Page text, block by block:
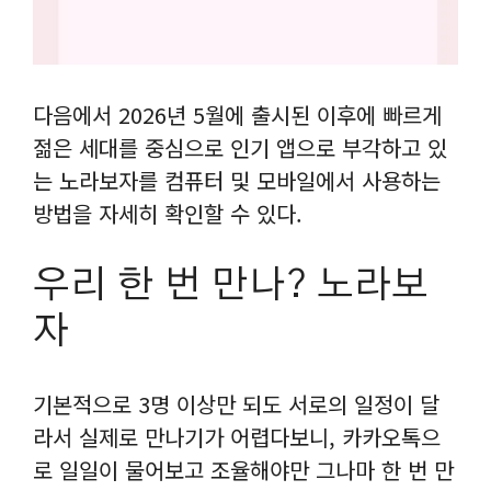
다음에서 2026년 5월에 출시된 이후에 빠르게
젊은 세대를 중심으로 인기 앱으로 부각하고 있
는 노라보자를 컴퓨터 및 모바일에서 사용하는
방법을 자세히 확인할 수 있다.
우리 한 번 만나? 노라보
자
기본적으로 3명 이상만 되도 서로의 일정이 달
라서 실제로 만나기가 어렵다보니, 카카오톡으
로 일일이 물어보고 조율해야만 그나마 한 번 만